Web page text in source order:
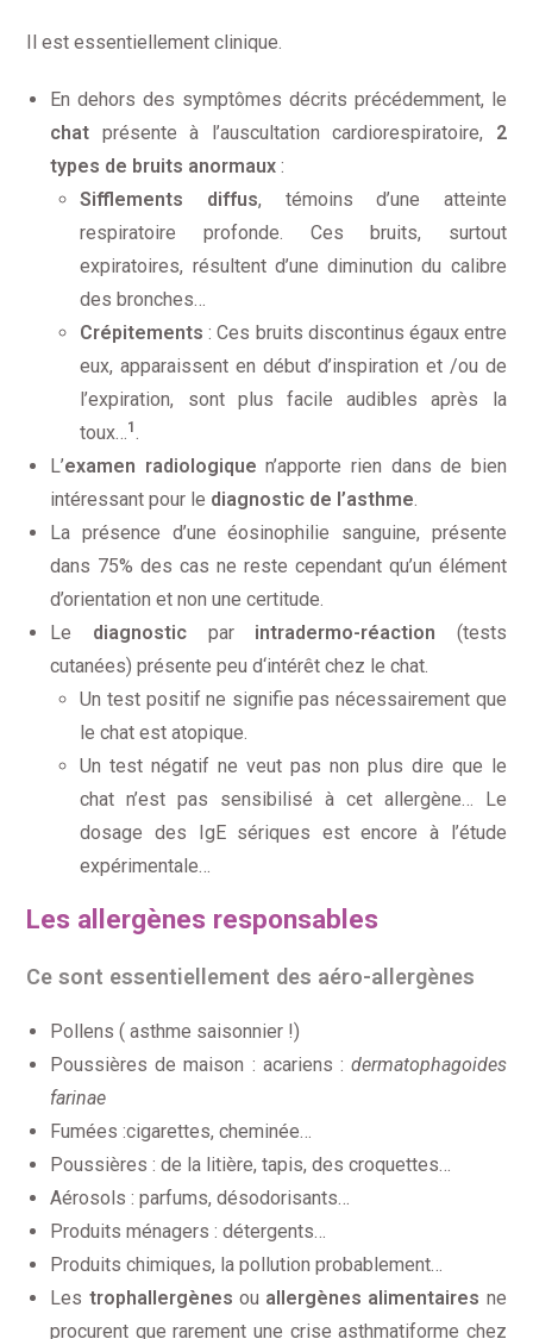
Il est essentiellement clinique.
En dehors des symptômes décrits précédemment, le
chat présente à l’auscultation cardiorespiratoire, 2
types de bruits anormaux :
Sifflements diffus, témoins d’une atteinte
respiratoire profonde. Ces bruits, surtout
expiratoires, résultent d’une diminution du calibre
des bronches…
Crépitements : Ces bruits discontinus égaux entre
eux, apparaissent en début d’inspiration et /ou de
l’expiration, sont plus facile audibles après la
toux…1 .
L’examen radiologique n’apporte rien dans de bien
intéressant pour le diagnostic de l’asthme.
La présence d’une éosinophilie sanguine, présente
dans 75% des cas ne reste cependant qu’un élément
d’orientation et non une certitude.
Le diagnosticpar intradermo-réaction (tests
cutanées) présente peu d‘intérêt chez le chat.
Un test positif ne signifie pas nécessairement que
le chat est atopique.
Un test négatif ne veut pas non plus dire que le
chat n’est pas sensibilisé à cet allergène… Le
dosage des IgE sériques est encore à l’étude
expérimentale…
Les allergènes responsables
Ce sont essentiellement des aéro-allergènes
Pollens ( asthme saisonnier !)
Poussières de maison : acariens : dermatophagoides
farinae
Fumées :cigarettes, cheminée…
Poussières : de la litière, tapis, des croquettes…
Aérosols : parfums, désodorisants…
Produits ménagers : détergents…
Produits chimiques, la pollution probablement…
Les trophallergènes ou allergènes alimentaires ne
procurent que rarement une crise asthmatiforme chez